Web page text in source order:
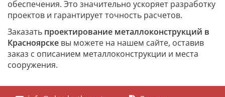
обеспечения. Это значительно ускоряет разработку
проектов и гарантирует точность расчетов.
Заказать проектирование металлоконструкций в
Красноярске вы можете на нашем сайте, оставив
заказ с описанием металлоконструкции и места
сооружения.